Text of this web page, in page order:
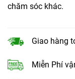
chăm sóc khác.
Giao hàng
Miễn Phí